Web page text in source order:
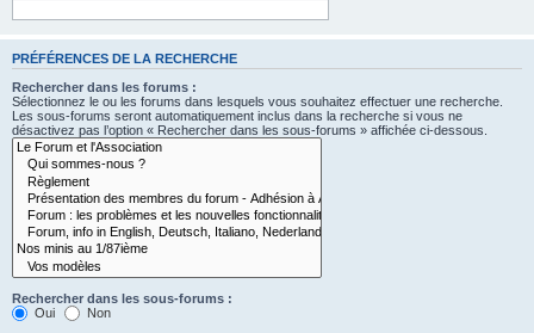
PRÉFÉRENCES DE LA RECHERCHE
Rechercher dans les forums :
Sélectionnez le ou les forums dans lesquels vous souhaitez effectuer une recherche.
Les sous-forums seront automatiquement inclus dans la recherche si vous ne
désactivez pas l’option « Rechercher dans les sous-forums » affichée ci-dessous.
Rechercher dans les sous-forums :
Oui
Non